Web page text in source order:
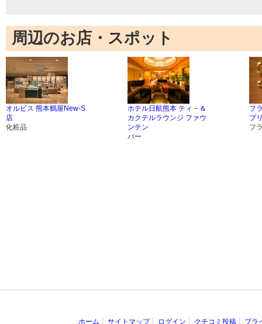
周辺のお店・スポット
オルビス 熊本鶴屋New-S
店
化粧品
ホテル日航熊本 ティ－＆
カクテルラウンジ ファウ
ンテン
バー
フ
ブ
フ
ホーム サイトマップ ログイン クチコミ投稿 プラ